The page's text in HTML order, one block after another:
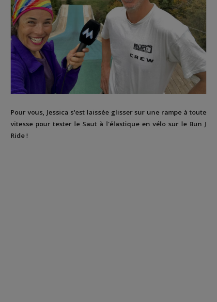
Pour vous, Jessica s'est laissée glisser sur une rampe à toute
vitesse pour tester le Saut à l'élastique en vélo sur le Bun J
Ride !